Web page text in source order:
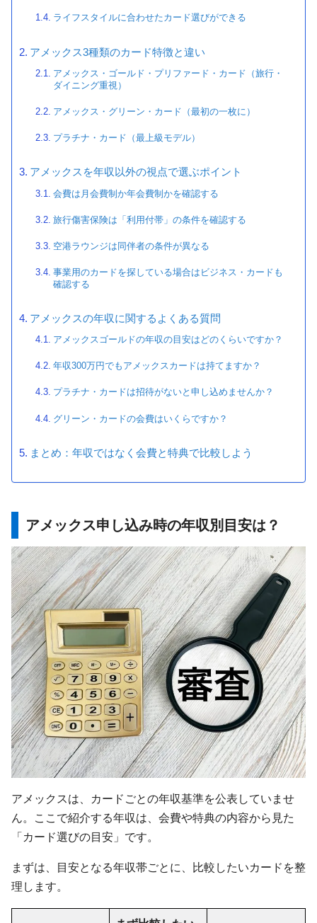
ライフスタイルに合わせたカード選びができる
アメックス3種類のカード特徴と違い
アメックス・ゴールド・プリファード・カード（旅行・
ダイニング重視）
アメックス・グリーン・カード（最初の一枚に）
プラチナ・カード（最上級モデル）
アメックスを年収以外の視点で選ぶポイント
会費は月会費制か年会費制かを確認する
旅行傷害保険は「利用付帯」の条件を確認する
空港ラウンジは同伴者の条件が異なる
事業用のカードを探している場合はビジネス・カードも
確認する
アメックスの年収に関するよくある質問
アメックスゴールドの年収の目安はどのくらいですか？
年収300万円でもアメックスカードは持てますか？
プラチナ・カードは招待がないと申し込めませんか？
グリーン・カードの会費はいくらですか？
まとめ：年収ではなく会費と特典で比較しよう
アメックス申し込み時の年収別目安は？
アメックスは、カードごとの年収基準を公表していませ
ん。ここで紹介する年収は、会費や特典の内容から見た
「カード選びの目安」です。
まずは、目安となる年収帯ごとに、比較したいカードを整
理します。